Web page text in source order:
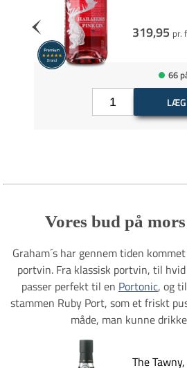
319,95 pr.
66
LÆG
Vores bud på
Graham´s har gennem tiden
portvin. Fra klassisk portvin, til
passer perfekt til en Portonic, og
stammen Ruby Port, som et friskt
måde, man kunne
The